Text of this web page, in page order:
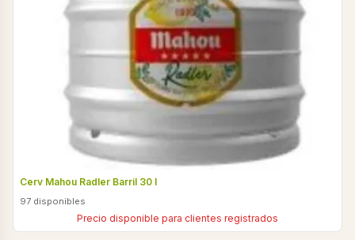
Cerv Mahou Radler Barril 30 l
97 disponibles
Precio disponible para clientes registrados